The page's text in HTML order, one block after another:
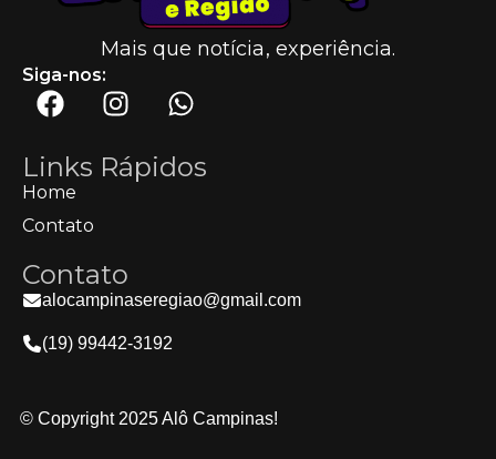
Mais que notícia, experiência.
Siga-nos:
Links Rápidos
Home
Contato
Contato
alocampinaseregiao@gmail.com
(19) 99442-3192
© Copyright 2025 Alô Campinas!